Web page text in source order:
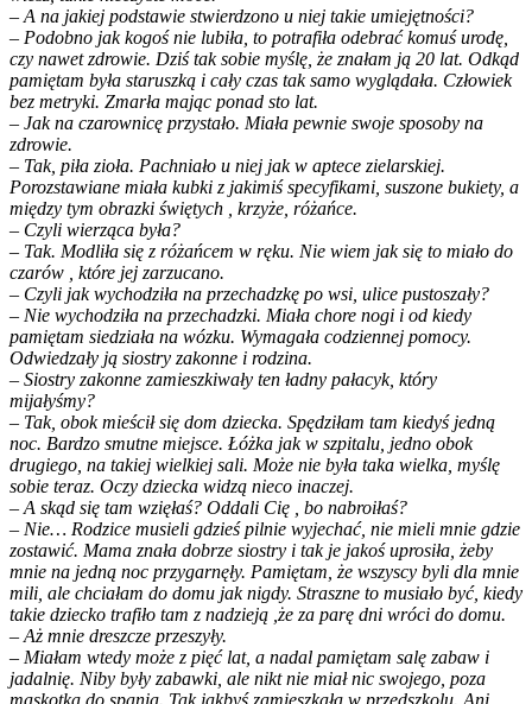
– A na jakiej podstawie stwierdzono u niej takie umiejętności?
– Podobno jak kogoś nie lubiła, to potrafiła odebrać komuś urodę,
czy nawet zdrowie. Dziś tak sobie myślę, że znałam ją 20 lat. Odkąd
pamiętam była staruszką i cały czas tak samo wyglądała. Człowiek
bez metryki. Zmarła mając ponad sto lat.
– Jak na czarownicę przystało. Miała pewnie swoje sposoby na
zdrowie.
– Tak, piła zioła. Pachniało u niej jak w aptece zielarskiej.
Porozstawiane miała kubki z jakimiś specyfikami, suszone bukiety, a
między tym obrazki świętych , krzyże, różańce.
– Czyli wierząca była?
– Tak. Modliła się z różańcem w ręku. Nie wiem jak się to miało do
czarów , które jej zarzucano.
– Czyli jak wychodziła na przechadzkę po wsi, ulice pustoszały?
– Nie wychodziła na przechadzki. Miała chore nogi i od kiedy
pamiętam siedziała na wózku. Wymagała codziennej pomocy.
Odwiedzały ją siostry zakonne i rodzina.
– Siostry zakonne zamieszkiwały ten ładny pałacyk, który
mijałyśmy?
– Tak, obok mieścił się dom dziecka. Spędziłam tam kiedyś jedną
noc. Bardzo smutne miejsce. Łóżka jak w szpitalu, jedno obok
drugiego, na takiej wielkiej sali. Może nie była taka wielka, myślę
sobie teraz. Oczy dziecka widzą nieco inaczej.
– A skąd się tam wzięłaś? Oddali Cię , bo nabroiłaś?
– Nie… Rodzice musieli gdzieś pilnie wyjechać, nie mieli mnie gdzie
zostawić. Mama znała dobrze siostry i tak je jakoś uprosiła, żeby
mnie na jedną noc przygarnęły. Pamiętam, że wszyscy byli dla mnie
mili, ale chciałam do domu jak nigdy. Straszne to musiało być, kiedy
takie dziecko trafiło tam z nadzieją ,że za parę dni wróci do domu.
– Aż mnie dreszcze przeszyły.
– Miałam wtedy może z pięć lat, a nadal pamiętam salę zabaw i
jadalnię. Niby były zabawki, ale nikt nie miał nic swojego, poza
maskotką do spania. Tak jakbyś zamieszkała w przedszkolu. Ani